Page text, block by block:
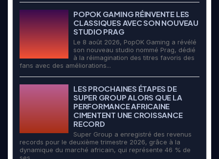
POPOK GAMING RÉINVENTE LES
CLASSIQUES AVEC SON NOUVEAU
STUDIO PRAG
Le 8 août 2026, PopOK Gaming a révélé
son nouveau studio nommé Prag, dédié
à la réimagination des titres favoris des
fans avec des améliorations...
LES PROCHAINES ÉTAPES DE
SUPER GROUP ALORS QUE LA
PERFORMANCE AFRICAINE
CIMENTENT UNE CROISSANCE
RECORD
Super Group a enregistré des revenus
records pour le deuxième trimestre 2026, grâce à la
dynamique du marché africain, qui représente 46 % de